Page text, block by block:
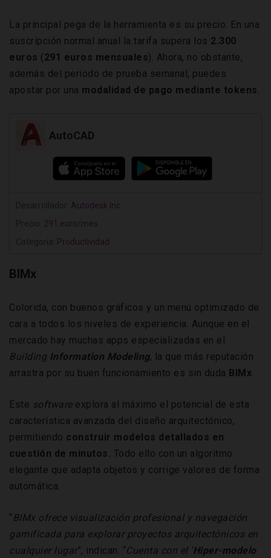
La principal pega de la herramienta es su precio. En una
suscripción normal anual la tarifa supera los 2.300
euros (291 euros mensuales). Ahora, no obstante,
además del periodo de prueba semanal, puedes
apostar por una modalidad de pago mediante tokens.
AutoCAD
Autodesk Inc.
291 euro/mes
Productividad
BIMx
Colorida, con buenos gráficos y un menú optimizado de
cara a todos los niveles de experiencia. Aunque en el
mercado hay muchas apps especializadas en el
Building Information Modeling, la que más reputación
arrastra por su buen funcionamiento es sin duda BIMx.
Este software explora al máximo el potencial de esta
característica avanzada del diseño arquitectónico,
permitiendo construir modelos detallados en
cuestión de minutos. Todo ello con un algoritmo
elegante que adapta objetos y corrige valores de forma
automática.
“ BIMx ofrece visualización profesional y navegación
gamificada para explorar proyectos arquitectónicos en
cualquier lugar”, indican. “Cuenta con el 'Hiper-modelo